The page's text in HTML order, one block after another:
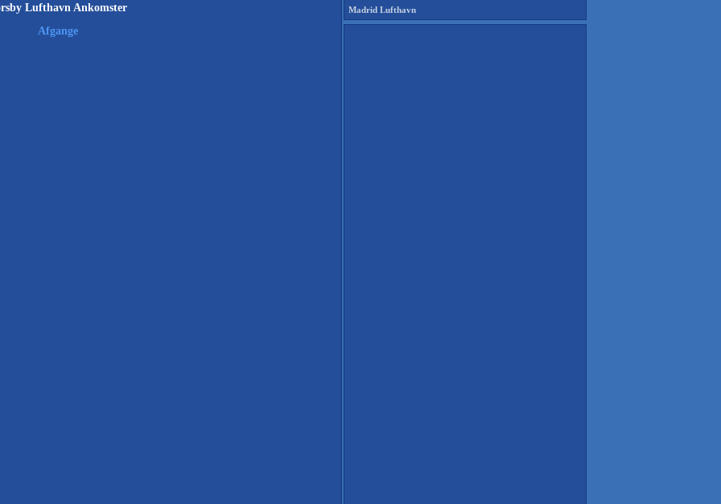
Lufthavn Ankomster
Afgange
Madrid Lufthavn